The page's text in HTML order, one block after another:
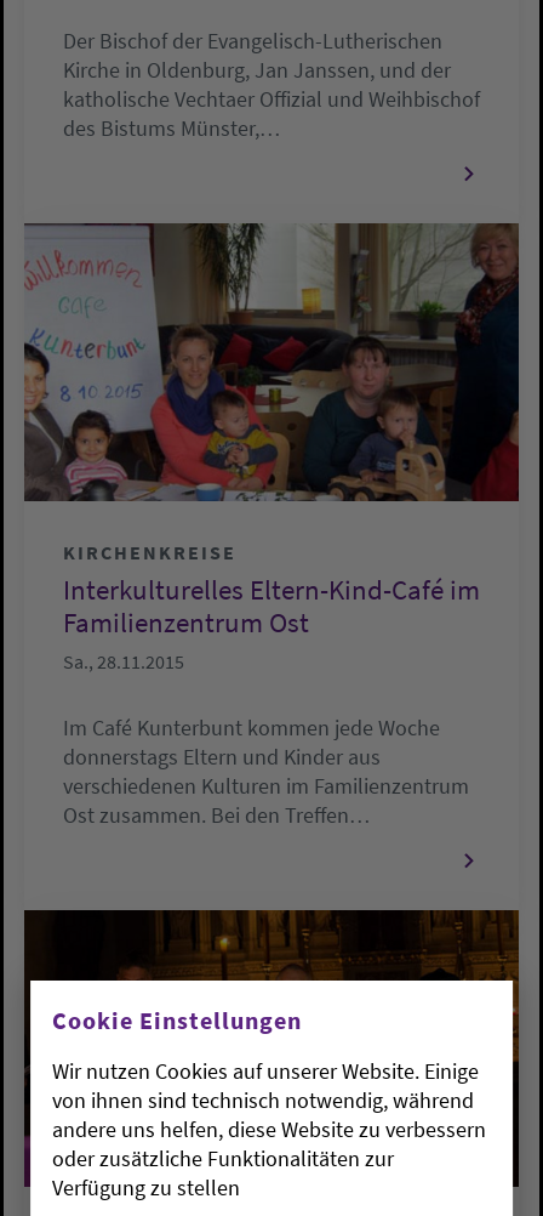
Der Bischof der Evangelisch-Lutherischen
Kirche in Oldenburg, Jan Janssen, und der
katholische Vechtaer Offizial und Weihbischof
des Bistums Münster,…
KIRCHENKREISE
Interkulturelles Eltern-Kind-Café im
Familienzentrum Ost
Sa., 28.11.2015
Im Café Kunterbunt kommen jede Woche
donnerstags Eltern und Kinder aus
verschiedenen Kulturen im Familienzentrum
Ost zusammen. Bei den Treffen…
Cookie Einstellungen
Wir nutzen Cookies auf unserer Website. Einige
von ihnen sind technisch notwendig, während
andere uns helfen, diese Website zu verbessern
oder zusätzliche Funktionalitäten zur
Verfügung zu stellen